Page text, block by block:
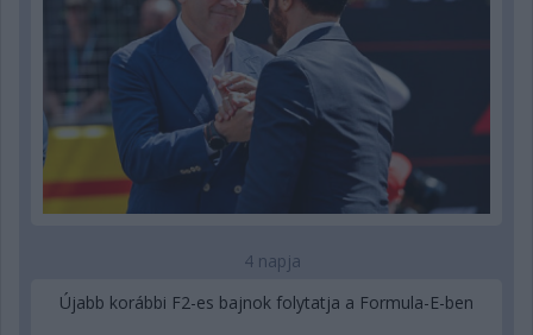
4 napja
Újabb korábbi F2-es bajnok folytatja a Formula-E-ben